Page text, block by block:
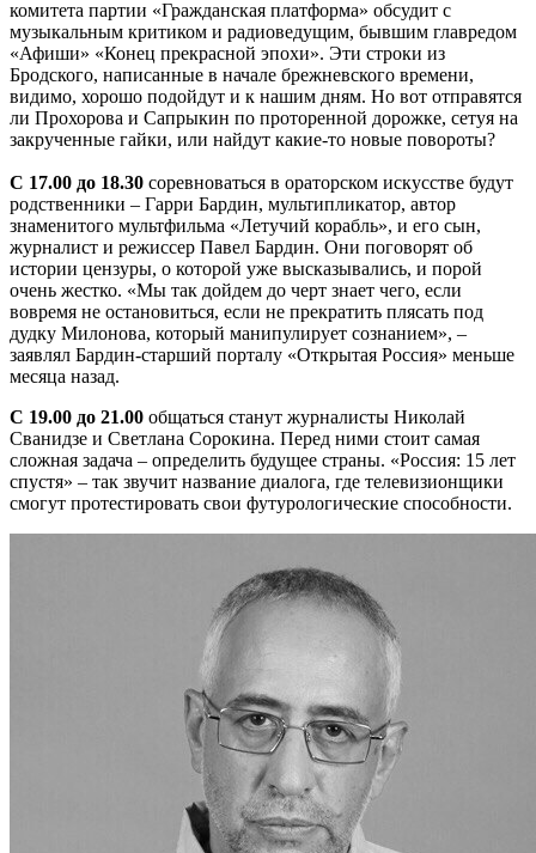
комитета партии «Гражданская платформа» обсудит с
музыкальным критиком и радиоведущим, бывшим главредом
«Афиши» «Конец прекрасной эпохи». Эти строки из
Бродского, написанные в начале брежневского времени,
видимо, хорошо подойдут и к нашим дням. Но вот отправятся
ли Прохорова и Сапрыкин по проторенной дорожке, сетуя на
закрученные гайки, или найдут какие-то новые повороты?
С 17.00 до 18.30 соревноваться в ораторском искусстве будут
родственники – Гарри Бардин, мультипликатор, автор
знаменитого мультфильма «Летучий корабль», и его сын,
журналист и режиссер Павел Бардин. Они поговорят об
истории цензуры, о которой уже высказывались, и порой
очень жестко. «Мы так дойдем до черт знает чего, если
вовремя не остановиться, если не прекратить плясать под
дудку Милонова, который манипулирует сознанием», –
заявлял Бардин-старший порталу «Открытая Россия» меньше
месяца назад.
С 19.00 до 21.00 общаться станут журналисты Николай
Сванидзе и Светлана Сорокина. Перед ними стоит самая
сложная задача – определить будущее страны. «Россия: 15 лет
спустя» – так звучит название диалога, где телевизионщики
смогут протестировать свои футурологические способности.